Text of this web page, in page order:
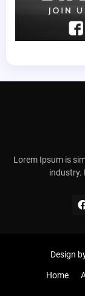
Lorem Ipsum is
industry.
Design
Home